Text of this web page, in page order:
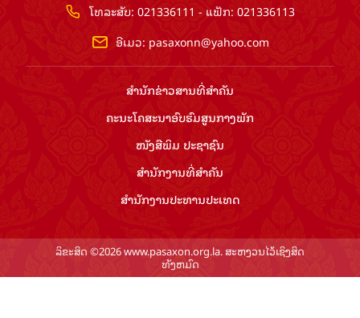
ໂທລະສັບ: 021336111 - ແຟັກ: 021336113
ອີເມວ: pasaxonn@yahoo.com
ສຳ​ນັກ​ຂ່າວ​ສານ​ທີ່​ສຳ​ຄັນ​
ຄະນະໂຄສະນາອົບຮົມ​ສູນ​ກາງ​ພັກ
ໜັງສືພິມ ປະ​ຊາ​ຊົນ
ສຳ​ນັກ​ງານ​ທີ່​ສຳ​ຄັນ
ສຳ​ນັກ​ງານ​ປະ​ທານ​ປະ​ເທດ
ລິຂະສິດ ©2026 www.pasaxon.org.la. ສະຫງວນໄວ້ເຊິງສິດ
ທັງຫມົດ